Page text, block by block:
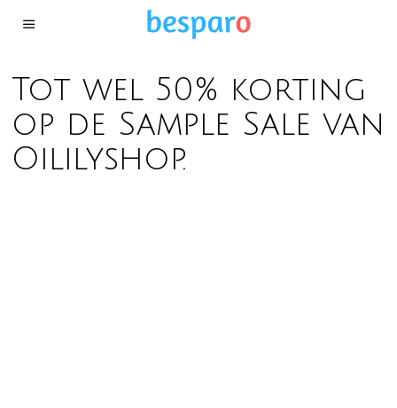
Tot wel 50% korting
op de Sample Sale van
Oililyshop.